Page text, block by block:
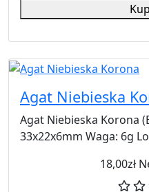
Agat Niebieska
Agat Niebieska Korona
33x22x6mm Waga: 6g
18,00zł